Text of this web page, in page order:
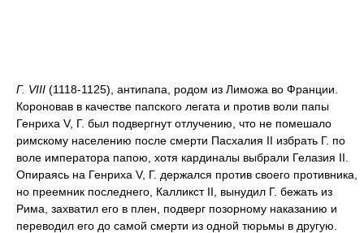
Г. VIII (1118-1125), антипапа, родом из Лиможа во Франции.
Короновав в качестве папского легата и против воли папы
Генриха V, Г. был подвергнут отлучению, что не помешало
римскому населению после смерти Пасхалия II избрать Г. по
воле императора папою, хотя кардиналы выбрали Гелазия II.
Опираясь на Генриха V, Г. держался против своего противника,
но преемник последнего, Калликст II, вынудил Г. бежать из
Рима, захватил его в плен, подверг позорному наказанию и
переводил его до самой смерти из одной тюрьмы в другую.